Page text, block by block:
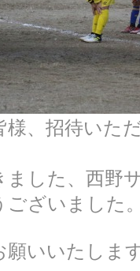
様、招待いた
ました、西野
ございました
願いいたしま